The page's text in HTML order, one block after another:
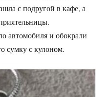
с подругой в кафе, а
автомобиля и обокрали
сумку с кулоном.